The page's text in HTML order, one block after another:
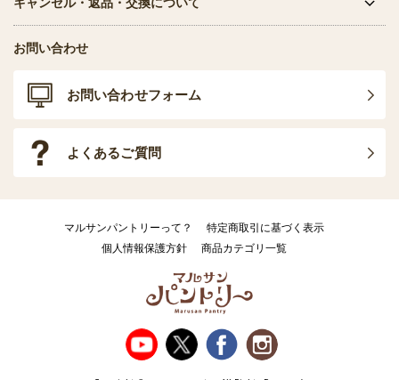
お問い合わせ
お問い合わせフォーム
よくあるご質問
マルサンパントリーって？
特定商取引に基づく表示
個人情報保護方針
商品カテゴリ一覧